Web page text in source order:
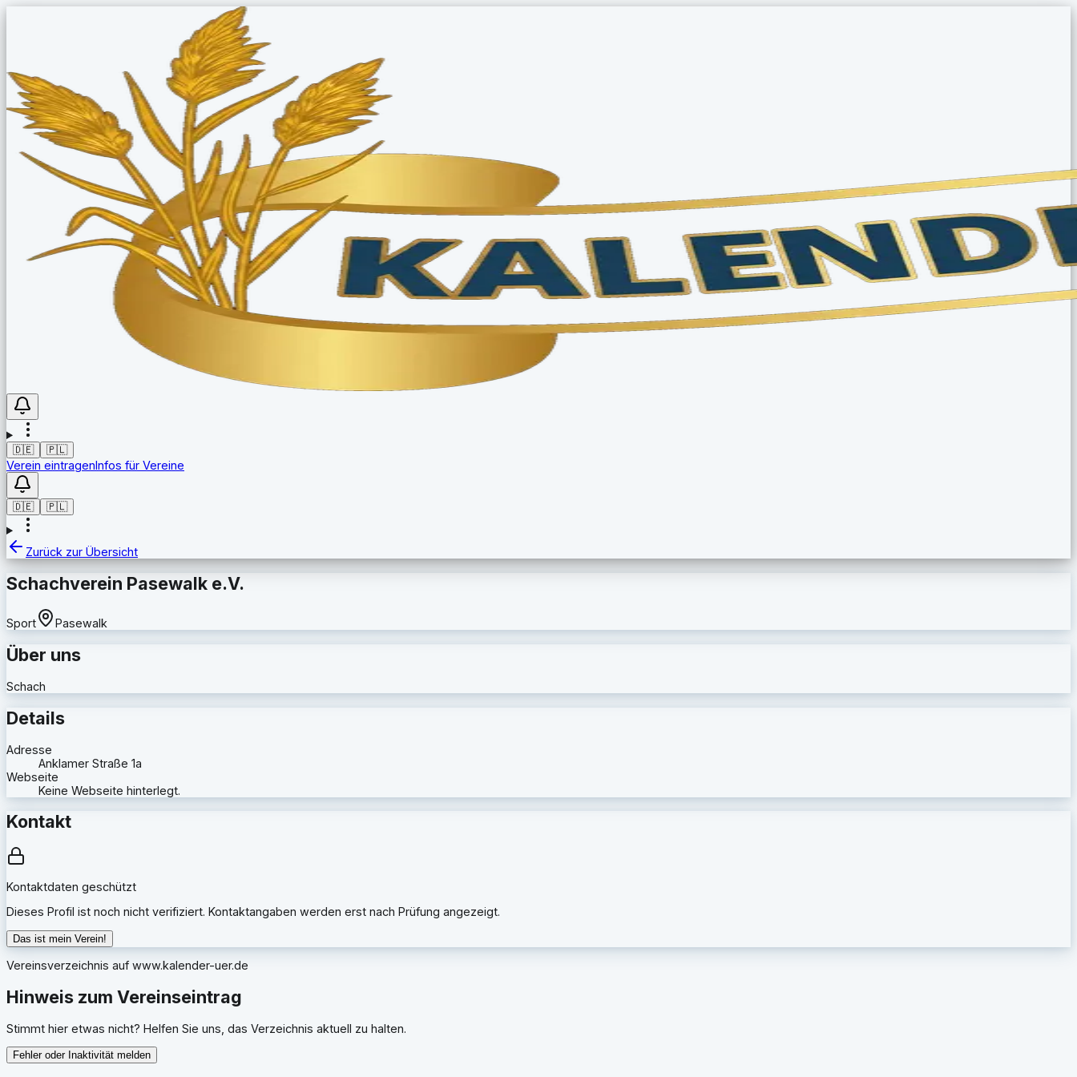
🇩🇪 🇵🇱
Verein eintragenInfos für Vereine
🇩🇪 🇵🇱
Zurück zur Übersicht
Schachverein Pasewalk e.V.
Sport Pasewalk
Über uns
Schach
Details
Adresse
Anklamer Straße 1a
Webseite
Keine Webseite hinterlegt.
Kontakt
Kontaktdaten geschützt
Dieses Profil ist noch nicht verifiziert. Kontaktangaben werden erst nach Prüfung angezeigt.
Das ist mein Verein!
Vereinsverzeichnis auf www.kalender-uer.de
Hinweis zum Vereinseintrag
Stimmt hier etwas nicht? Helfen Sie uns, das Verzeichnis aktuell zu halten.
Fehler oder Inaktivität melden